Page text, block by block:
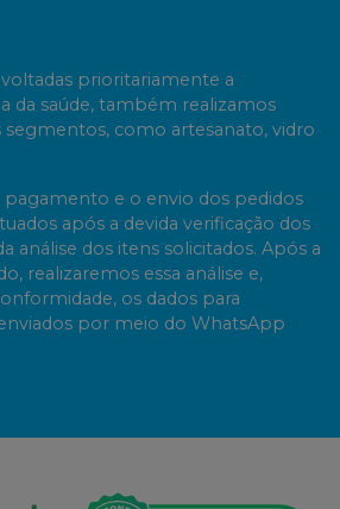
voltadas prioritariamente a
da saúde, também realizamos
segmentos, como artesanato, vidro
pagamento e o envio dos pedidos
após a devida verificação dos
análise dos itens solicitados. Após a
realizaremos essa análise e,
os dados para
por meio do WhatsApp